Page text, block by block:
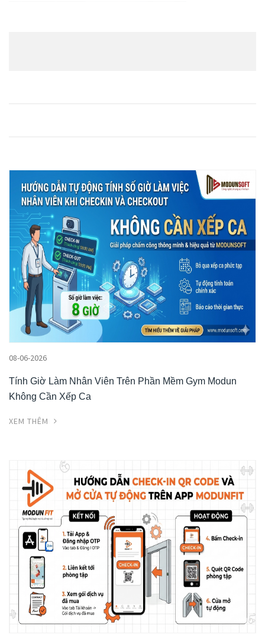
08-06-2026
Tính Giờ Làm Nhân Viên Trên Phần Mềm Gym Modun
Không Cần Xếp Ca
XEM THÊM